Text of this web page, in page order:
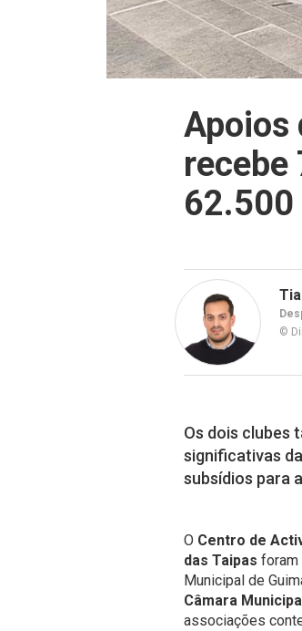
Apoios
recebe
62.500
©
Os dois clubes
significativas
subsídios para
O Centro de
das Taipas foram
Municipal de
Câmara
associações